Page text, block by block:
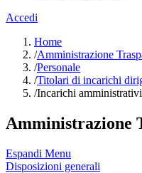
Accedi
Home
/Amministrazione
/Personale
/Titolari di incarichi
/Incarichi
Amministrazione
Espandi Menu
Disposizioni generali